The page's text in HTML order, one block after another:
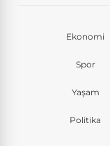
Ekonomi
Spor
Yaşam
Politika